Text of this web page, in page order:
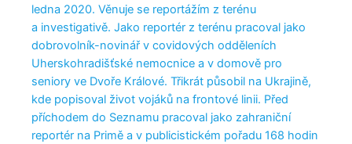
ledna 2020. Věnuje se reportážím z terénu
a investigativě. Jako reportér z terénu pracoval jako
dobrovolník-novinář v covidových odděleních
Uherskohradišťské nemocnice a v domově pro
seniory ve Dvoře Králové. Třikrát působil na Ukrajině,
kde popisoval život vojáků na frontové linii. Před
příchodem do Seznamu pracoval jako zahraniční
reportér na Primě a v publicistickém pořadu 168 hodin